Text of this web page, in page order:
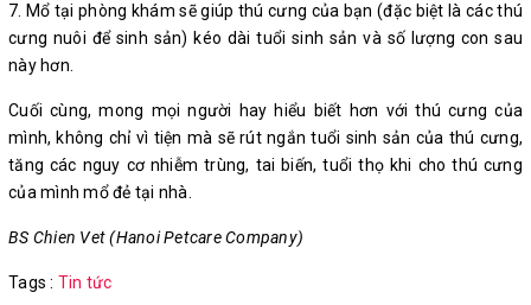
7. Mổ tại phòng khám sẽ giúp thú cưng của bạn (đặc biệt là các thú
cưng nuôi để sinh sản) kéo dài tuổi sinh sản và số lượng con sau
này hơn.
Cuối cùng, mong mọi người hay hiểu biết hơn với thú cưng của
mình, không chỉ vì tiện mà sẽ rút ngắn tuổi sinh sản của thú cưng,
tăng các nguy cơ nhiễm trùng, tai biến, tuổi thọ khi cho thú cưng
của mình mổ đẻ tại nhà.
BS Chien Vet (Hanoi Petcare Company)
Tags : Tin tức